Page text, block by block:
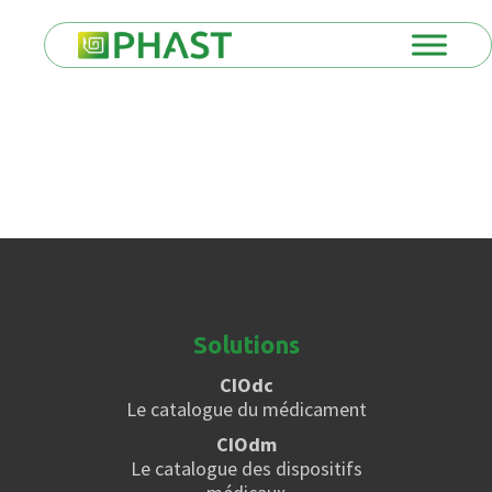
Solutions
CIOdc
Le catalogue du médicament
CIOdm
Le catalogue des dispositifs